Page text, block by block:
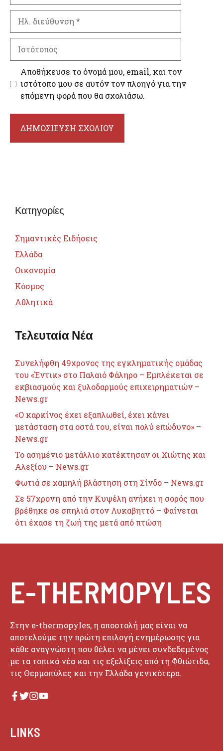
διεύθυνση
Αποθήκευσε το όνομά μου, email, και τον
ιστότοπο μου σε αυτόν τον πλοηγό για την
επόμενη φορά που θα σχολιάσω.
Κατηγορίες
Σημαντικές Ειδήσεις
Ελλάδα
Οικονομία
Κόσμος
Αθλητικά
Τελευταία Νέα
Συνελήφθη 49χρονος της εγκληματικής ομάδας
του «Έντικ» στο Παλαιό Φάληρο – Εμπλέκεται σε
εκβιασμούς και ξυλοδαρμούς επιχειρηματιών –
News.gr
«Ο καρκίνος έχει εξαπλωθεί, έχει κάνει
μετάσταση στα οστά του, είναι πολύ επώδυνο» –
News.gr
Το ασημένιο μετάλλιο κατέκτησαν οι Χιώτης και
Αλεξίου – News.gr
Φωτιά σε χαμηλή βλάστηση στη Σίνδο – News.gr
Σε 57χρονη από την Κυψέλη ανήκει η σορός που
βρέθηκε σε σπηλιά στον Λυκαβηττό – Φαίνεται
ότι έχασε τη ζωή της μετά από πτώση
E-THERMOPYLES
Στην e-thermopyles, η αποστολή μας είναι να
αποτελούμε την πρώτη επιλογή ενημέρωσης για
κάθε αναγνώστη που θέλει να μένει συνδεδεμένος
με τα τοπικά νέα και τις εξελίξεις από τη Φθιώτιδα,
τις Θερμοπύλες και την Ελλάδα γενικότερα.
LINKS